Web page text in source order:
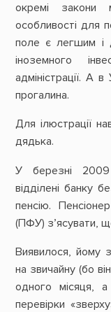
окремі закони
особливості для
поле є легшим і
іноземного
адміністрації. А
прогалина.
Для ілюстрації
дядька.
У березні 2009
відділені банку
пенсію.
(ПФУ) з’ясувати,
Виявилося, йому
на звичайну (бо
одного місяця,
перевірки